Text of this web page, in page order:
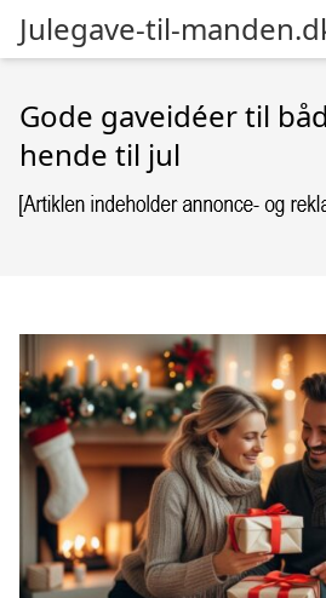
Julegave-til-
Gode gaveidéer til
hende til jul